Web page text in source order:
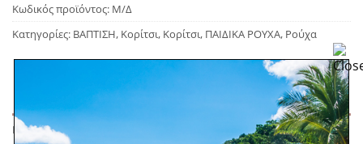
Κωδικός προϊόντος: Μ/Δ
Κατηγορίες: ΒΑΠΤΙΣΗ, Κορίτσι, Κορίτσι, ΠΑΙΔΙΚΑ ΡΟΥΧΑ, Ρούχα
ΠΕΡΙΓΡΑΦΉ